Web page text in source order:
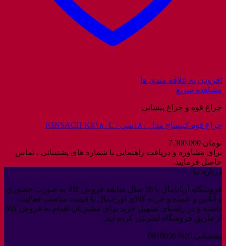
افزودن به علاقه مندی ها
مشاهده سریع
چراغ قوه و چراغ پیشانی
چراغ قوه کینساچ مدل ۱۸۰سی / KINSACH KS۱۸۰C
تومان
برای مشاوره و دریافت راهنمایی با شماره های پشتیبانی ، تماس
حاصل فرمایید.
درباره ما
فروشگاه آربابامال با 16 سال سابقه فروش کالا به صورت حضوری
و آنلاین و عمده و خرده کالای اورجینال با قیمت مناسب فعالیت
داشته و در راستای تسهیل خرید برای مشتریان اقدام به فروش کالا
از طریق فروشگاه اینترنتی کرده ایم.
پشتیبانی 09186567620